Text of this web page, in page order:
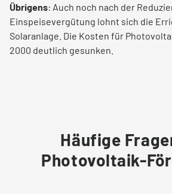
Übrigens: Auch noch nach der
Einspeisevergütung lohnt sich die
Solaranlage. Die Kosten für
2000 deutlich gesunken.
Häufige
Photovoltaik-